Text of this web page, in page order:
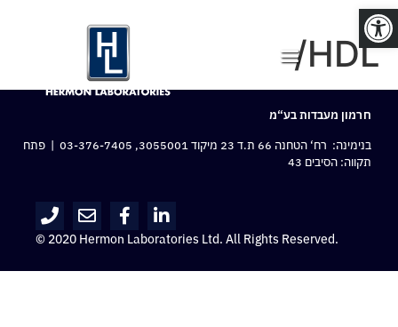
פתח סרגל נגישות
HDL/
חרמון מעבדות בע“מ
בנימינה: רח‘ הטחנה 66 ת.ד 23 מיקוד 3055001,
03-376-7405 | פתח
תקווה: הסיבים 43
© 2020 Hermon Laboratories Ltd. All Rights Reserved.